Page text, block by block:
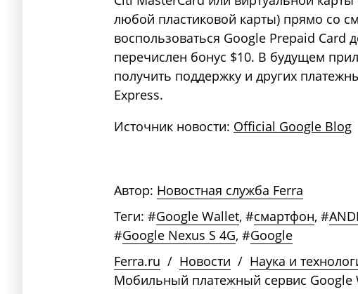
любой пластиковой карты) прямо со
воспользоваться Google Prepaid Card
перечислен бонус $10. В будущем
получить поддержку и других
Express.
Источник новости: Official Google Blog
Автор: Новостная служба Ferra
Теги: #Google Wallet, #смартфон, #
#Google Nexus S 4G, #Google
Ferra.ru / Новости / Наука и
Мобильный платежный сервис Google